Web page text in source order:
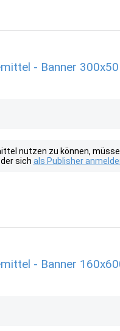
- Banner 300x50
nutzen zu können,
sich als Publisher
- Banner